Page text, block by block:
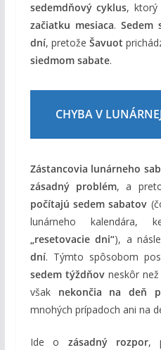
sedemdňový cyklus, ktorý
začiatku mesiaca. Sedem
dní, pretožeŠavuot
siedmom sabate.
CHYBA V
Zástancovia lunárneho
zásadný problém, a
počítajú sedem sabatov
lunárneho kalendára,
„resetovacie dni“), a
dní. Týmto spôsobom
sedem týždňovneskôr
však nekončia na deň
mnohých prípadoch ani na
Ide o zásadný rozpor,